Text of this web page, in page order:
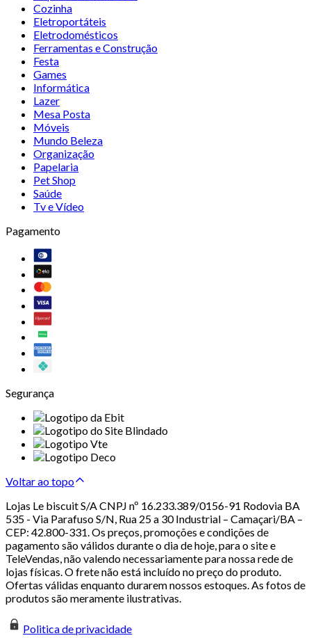
Cozinha
Eletroportáteis
Eletrodomésticos
Ferramentas e Construção
Festa
Games
Informática
Lazer
Mesa Posta
Móveis
Mundo Beleza
Organização
Papelaria
Pet Shop
Saúde
Tv e Vídeo
Pagamento
Segurança
Voltar ao topo
Lojas Le biscuit S/A CNPJ nº 16.233.389/0156-91 Rodovia BA
535 - Via Parafuso S/N, Rua 25 a 30 Industrial – Camaçari/BA –
CEP: 42.800-331. Os preços, promoções e condições de
pagamento são válidos durante o dia de hoje, para o site e
TeleVendas, não valendo necessariamente para nossa rede de
lojas físicas. O frete não está incluído no preço do produto.
Ofertas válidas enquanto durarem nossos estoques. As fotos de
produtos são meramente ilustrativas.
Politica de privacidade